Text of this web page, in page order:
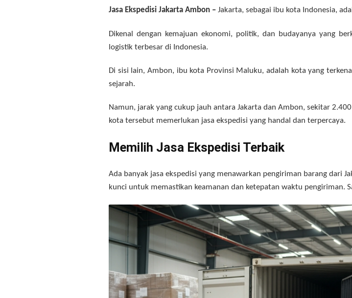
Jasa Ekspedisi Jakarta Ambon – Jakarta, sebagai ibu kota Indonesia,
Dikenal dengan kemajuan ekonomi, politik, dan budayanya yang
logistik terbesar di Indonesia.
Di sisi lain, Ambon, ibu kota Provinsi Maluku, adalah kota yang
sejarah.
Namun, jarak yang cukup jauh antara Jakarta dan Ambon, sekitar
kota tersebut memerlukan jasa ekspedisi yang handal dan terpercaya.
Memilih Jasa Ekspedisi Terbaik
Ada banyak jasa ekspedisi yang menawarkan pengiriman barang dari
kunci untuk memastikan keamanan dan ketepatan waktu pengiriman.